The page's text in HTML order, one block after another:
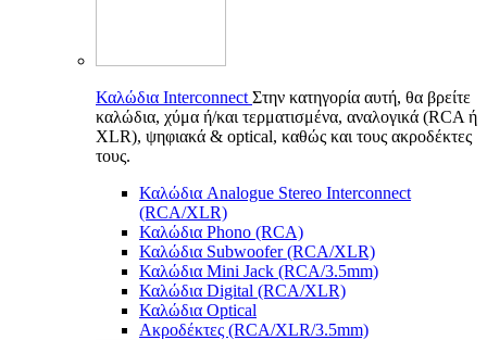
Καλώδια Interconnect Στην κατηγορία αυτή, θα βρείτε
καλώδια, χύμα ή/και τερματισμένα, αναλογικά (RCA ή
XLR), ψηφιακά & optical, καθώς και τους ακροδέκτες
τους.
Καλώδια Analogue Stereo Interconnect
(RCA/XLR)
Καλώδια Phono (RCA)
Καλώδια Subwoofer (RCA/XLR)
Καλώδια Mini Jack (RCA/3.5mm)
Καλώδια Digital (RCA/XLR)
Καλώδια Optical
Ακροδέκτες (RCA/XLR/3.5mm)